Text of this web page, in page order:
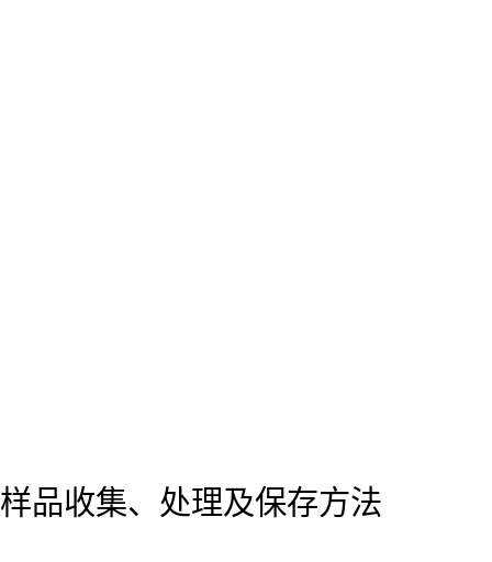
样品收集、处理及保存方法